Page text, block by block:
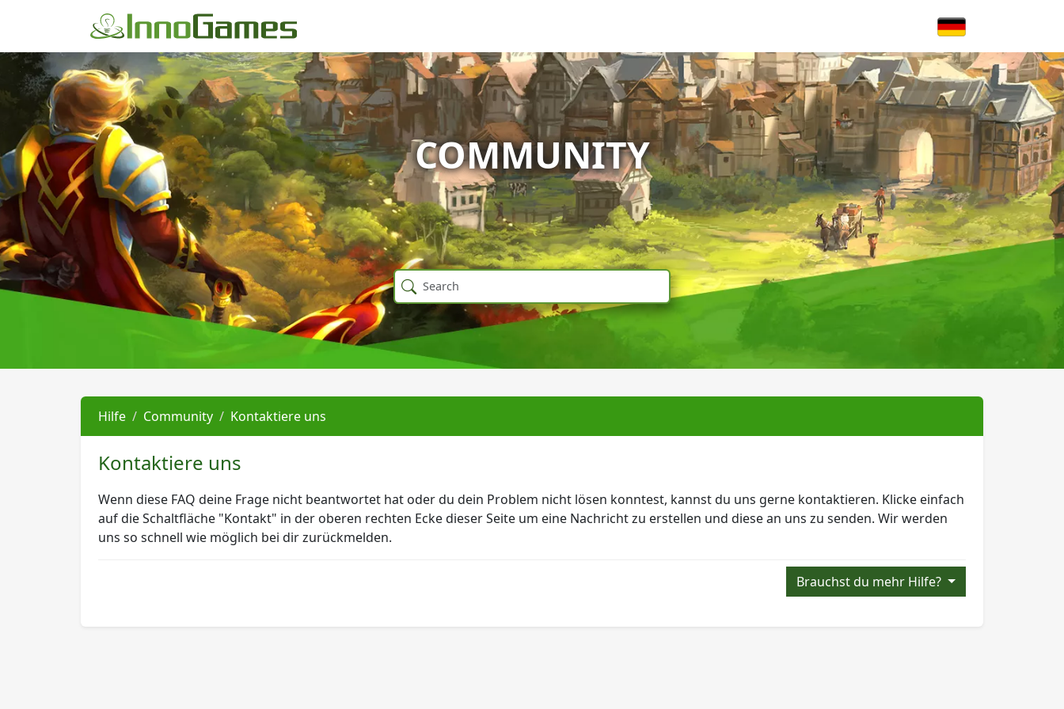
COMMUNITY
Hilfe Community Kontaktiere uns
Kontaktiere uns
Wenn diese FAQ deine Frage nicht beantwortet hat oder du dein Problem nicht lösen konntest, kannst du uns gerne kontaktieren. Klicke einfach
auf die Schaltfläche "Kontakt" in der oberen rechten Ecke dieser Seite um eine Nachricht zu erstellen und diese an uns zu senden. Wir werden
uns so schnell wie möglich bei dir zurückmelden.
Brauchst du mehr Hilfe?